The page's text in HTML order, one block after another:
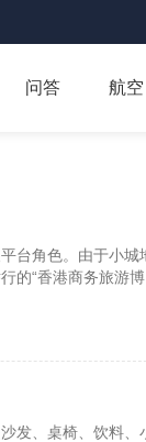
问答 航空
台角色。由于小城
的“香港商务旅游博
发、桌椅、饮料、